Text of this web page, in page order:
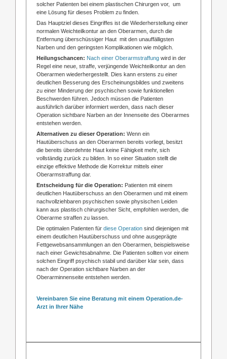
solcher Patienten bei einem plastischen Chirurgen vor, um
eine Lösung für dieses Problem zu finden.
Das Hauptziel dieses Eingriffes ist die Wiederherstellung einer
normalen Weichteilkontur an den Oberarmen, durch die
Entfernung überschüssiger Haut mit den unauffälligsten
Narben und den geringsten Komplikationen wie möglich.
Heilungschancen: Nach einer Oberarmstraffungwird in der
Regel eine neue, straffe, verjüngende Weichteilkontur an den
Oberarmen wiederhergestellt. Dies kann erstens zu einer
deutlichen Besserung des Erscheinungsbildes und zweitens
zu einer Minderung der psychischen sowie funktionellen
Beschwerden führen. Jedoch müssen die Patienten
ausführlich darüber informiert werden, dass nach dieser
Operation sichtbare Narben an der Innenseite des Oberarmes
entstehen werden.
Alternativen zu dieser Operation: Wenn ein
Hautüberschuss an den Oberarmen bereits vorliegt, besitzt
die bereits überdehnte Haut keine Fähigkeit mehr, sich
vollständig zurück zu bilden. In so einer Situation stellt die
einzige effektive Methode die Korrektur mittels einer
Oberarmstraffung dar.
Entscheidung für die Operation: Patienten mit einem
deutlichen Hautüberschuss an den Oberarmen und mit einem
nachvollziehbaren psychischen sowie physischen Leiden
kann aus plastisch chirurgischer Sicht, empfohlen werden, die
Oberarme straffen zu lassen.
Die optimalen Patienten für diese Operationsind diejenigen mit
einem deutlichen Hautüberschuss und ohne ausgeprägte
Fettgewebsansammlungen an den Oberarmen, beispielsweise
nach einer Gewichtsabnahme. Die Patienten sollten vor einem
solchen Eingriff psychisch stabil und darüber klar sein, dass
nach der Operation sichtbare Narben an der
Oberarminnenseite entstehen werden.
Vereinbaren Sie eine Beratung mit einem Operation.de-
Arzt in Ihrer Nähe